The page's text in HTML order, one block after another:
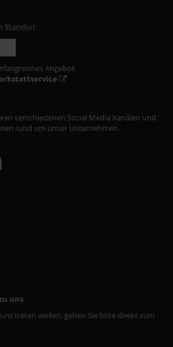
Standort:
Angebot
verschiedenen Social Media Kanälen und
rund um unser Unternehmen.
uns
treten wollen, gehen Sie bitte direkt zum